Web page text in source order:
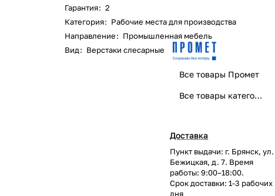
Гарантия: 2
Категория: Рабочие места для производства
Направление: Промышленная мебель
Вид: Верстаки слесарные
Все товары Промет
Все товары категории
Доставка
Пункт выдачи: г. Брянск, ул.
Бежицкая, д. 7. Время
работы: 9:00–18:00.
Срок доставки: 1-3 рабочих
дня